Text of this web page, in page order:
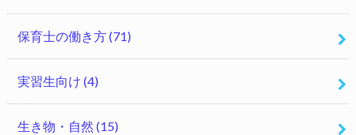
保育士の働き方(71)
実習生向け (4)
生き物・自然 (15)